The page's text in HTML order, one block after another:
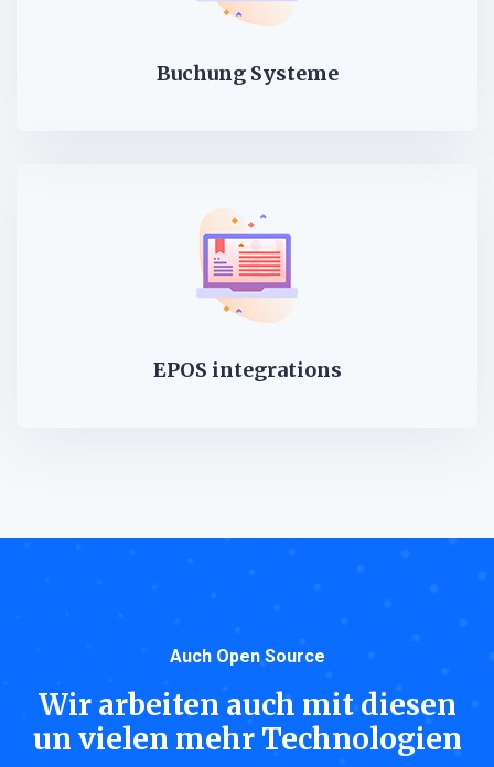
Buchung Systeme
EPOS integrations
Auch Open Source
Wir arbeiten auch mit diesen
un vielen mehr Technologien